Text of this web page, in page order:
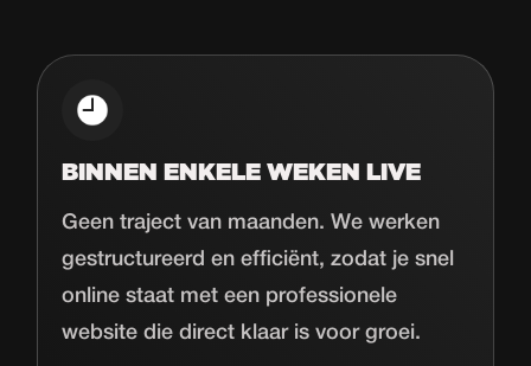
BINNEN ENKELE WEKEN LIVE
Geen traject van maanden. We werken
gestructureerd en efficiënt, zodat je snel
online staat met een professionele
website die direct klaar is voor groei.